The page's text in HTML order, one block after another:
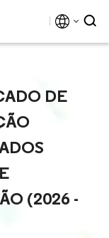
DE
(2026 -